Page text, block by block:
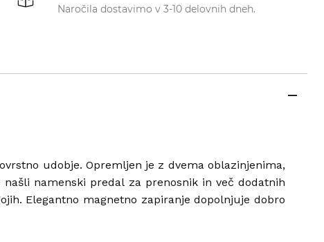
Naročila dostavimo v 3-10 delovnih dneh.
udobje. Opremljen je z dvema oblazinjenima,
namenski predal za prenosnik in več dodatnih
Elegantno magnetno zapiranje dopolnjuje dobro